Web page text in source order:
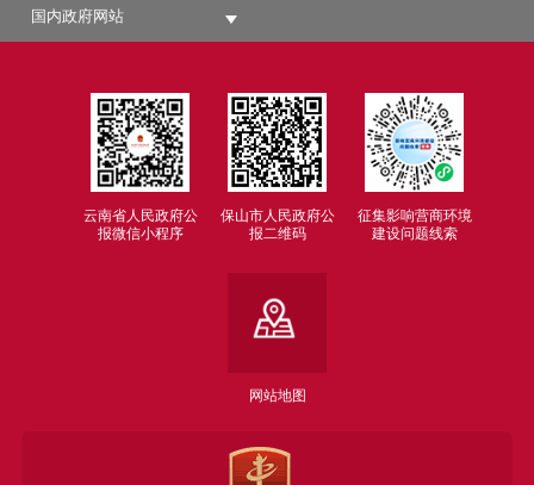
国内政府网站
云南省人民政府公
报微信小程序
保山市人民政府公
报二维码
征集影响营商环境
建设问题线索
网站地图